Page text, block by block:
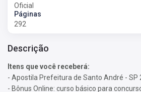
Oficial
Páginas
292
Descrição
Itens que você receberá:
- Apostila Prefeitura de Santo André - SP
- Bônus Online: curso básico para